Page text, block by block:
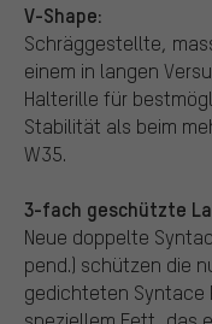
V-Shape:
Schräggestellte,
einem in langen
Halterille für
Stabilität als beim
W35.
3-fach geschützte
Neue doppelte
pend.) schützen die
gedichteten Syntace